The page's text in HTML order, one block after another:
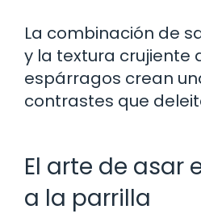
La combinación de
y la textura crujiente
espárragos crean
contrastes que
El arte de asar
a la parrilla